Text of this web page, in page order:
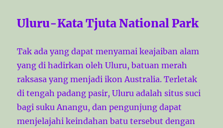
Uluru-Kata Tjuta National Park
Tak ada yang dapat menyamai keajaiban alam
yang di hadirkan oleh Uluru, batuan merah
raksasa yang menjadi ikon Australia. Terletak
di tengah padang pasir, Uluru adalah situs suci
bagi suku Anangu, dan pengunjung dapat
menjelajahi keindahan batu tersebut dengan